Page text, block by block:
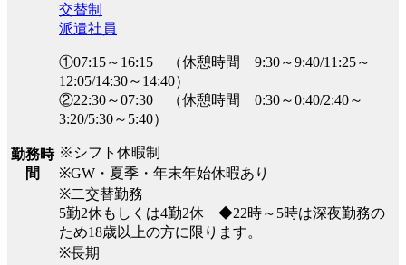
勤務時
間
交替制
派遣社員
①07:15～16:15 （休憩時間 9:30～9:40/11:25～
12:05/14:30～14:40）
②22:30～07:30 （休憩時間 0:30～0:40/2:40～
3:20/5:30～5:40）
※シフト休暇制
※GW・夏季・年末年始休暇あり
※二交替勤務
5勤2休もしくは4勤2休 ◆22時～5時は深夜勤務の
ため18歳以上の方に限ります。
※長期